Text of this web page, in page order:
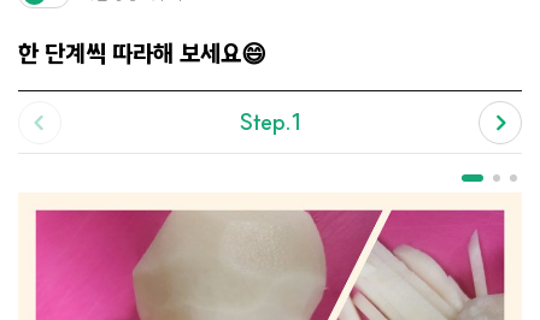
한 단계씩 따라해 보세요😄
Step.1